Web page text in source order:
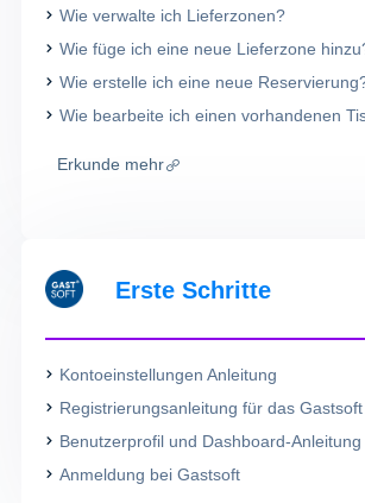
Wie verwalte ich Lieferzonen?
Wie füge ich eine neue Lieferzone
Wie erstelle ich eine neue
Wie bearbeite ich einen vorhandenen
Erkunde mehr
Erste Schritte
Kontoeinstellungen Anleitung
Registrierungsanleitung für das Gastsoft
Benutzerprofil und Dashboard-Anleitung
Anmeldung bei Gastsoft